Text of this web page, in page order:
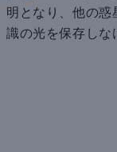
明となり、他の
識の光を保存しな